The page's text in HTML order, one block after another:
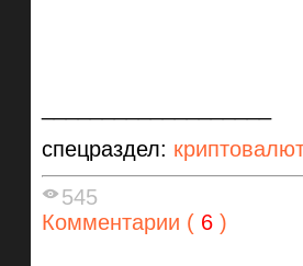
спецраздел:
545
Комментарии ( 6 )